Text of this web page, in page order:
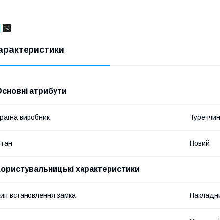
атрибути
виробник
Новий
характеристики
встановлення замка